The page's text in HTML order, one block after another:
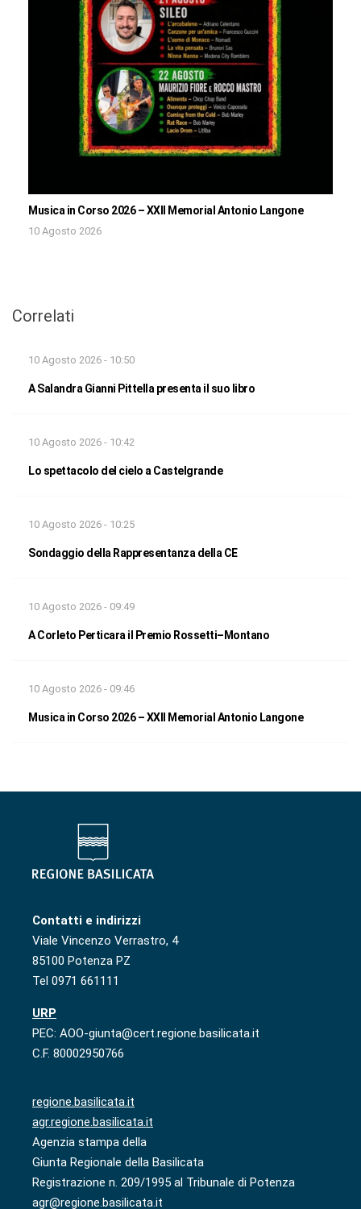
Musica in Corso 2026 – XXII Memorial Antonio Langone
10 Agosto 2026
Correlati
10 Agosto 2026 - 10:50
A Salandra Gianni Pittella presenta il suo libro
10 Agosto 2026 - 10:42
Lo spettacolo del cielo a Castelgrande
10 Agosto 2026 - 10:25
Sondaggio della Rappresentanza della CE
10 Agosto 2026 - 09:49
A Corleto Perticara il Premio Rossetti–Montano
10 Agosto 2026 - 09:46
Musica in Corso 2026 – XXII Memorial Antonio Langone
Contatti e indirizzi
Viale Vincenzo Verrastro, 4
85100 Potenza PZ
Tel 0971 661111
URP
PEC: AOO-giunta@cert.regione.basilicata.it
C.F. 80002950766
regione.basilicata.it
agr.regione.basilicata.it
Agenzia stampa della
Giunta Regionale della Basilicata
Registrazione n. 209/1995 al Tribunale di Potenza
agr@regione.basilicata.it